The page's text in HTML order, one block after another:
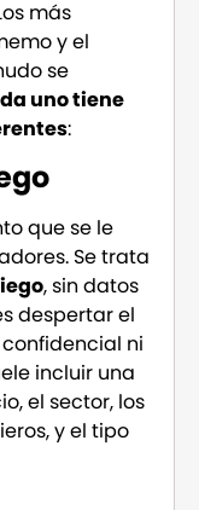
más
y el
se
uno tiene
:
que se le
Se trata
, sin datos
despertar el
ni
incluir una
el sector, los
y el tipo